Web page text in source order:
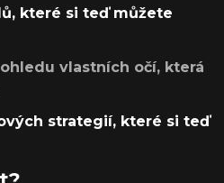
které si teď můžete
vlastních očí, která
strategií, které si teď